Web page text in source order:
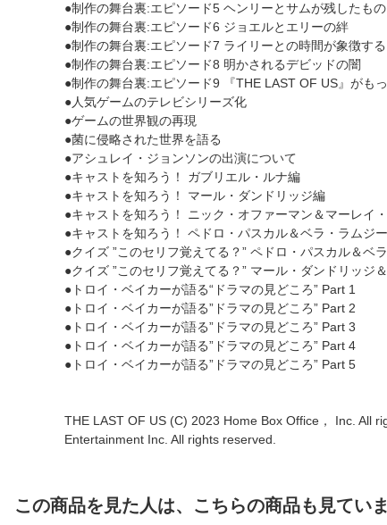
●制作の舞台裏:エピソード5 ヘンリーとサムが残したもの
●制作の舞台裏:エピソード6 ジョエルとエリーの絆
●制作の舞台裏:エピソード7 ライリーとの時間が象徴す
●制作の舞台裏:エピソード8 明かされるデビッドの闇
●制作の舞台裏:エピソード9 『THE LAST OF US』がも
●人気ゲームのテレビシリーズ化
●ゲームの世界観の再現
●菌に侵略された世界を語る
●アシュレイ・ジョンソンの出演について
●キャストを知ろう！ ガブリエル・ルナ編
●キャストを知ろう！ マール・ダンドリッジ編
●キャストを知ろう！ ニック・オファーマン＆マーレイ
●キャストを知ろう！ ペドロ・パスカル＆ベラ・ラムジ
●クイズ ”このセリフ覚えてる？” ペドロ・パスカル＆ベ
●クイズ ”このセリフ覚えてる？” マール・ダンドリッジ
●トロイ・ベイカーが語る“ドラマの見どころ” Part 1
●トロイ・ベイカーが語る”ドラマの見どころ” Part 2
●トロイ・ベイカーが語る”ドラマの見どころ” Part 3
●トロイ・ベイカーが語る”ドラマの見どころ” Part 4
●トロイ・ベイカーが語る”ドラマの見どころ” Part 5
THE LAST OF US (C) 2023 Home Box Office， Inc. All
Entertainment Inc. All rights reserved.
この商品を見た人は、こちらの商品も見てい